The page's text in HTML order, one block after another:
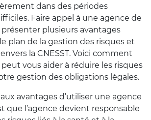
dans des périodes
Faire appel à une agence de
plusieurs avantages
plan de la gestion des risques et
la CNESST. Voici comment
vous aider à réduire les risques
gestion des obligations légales.
avantages d’utiliser une agence
que l’agence devient responsable